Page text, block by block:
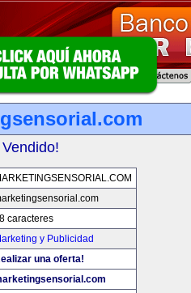
Vendido!
caracteres
y Publicidad
una oferta!